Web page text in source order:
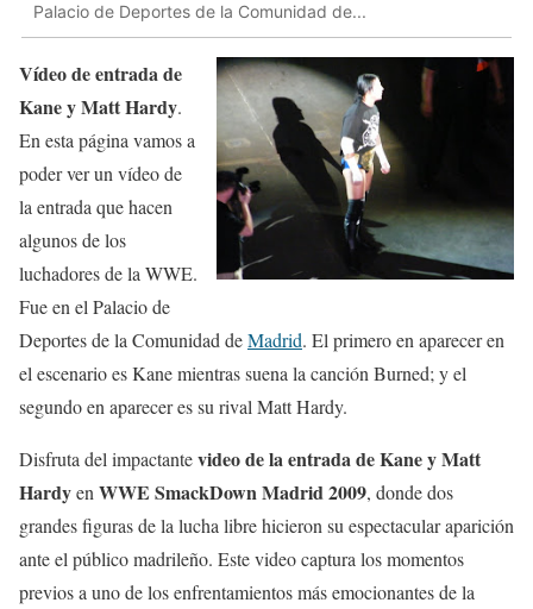
Palacio de Deportes de la Comunidad de...
Vídeo de entrada de
Kane y Matt Hardy.
En esta página vamos a
poder ver un vídeo de
la entrada que hacen
algunos de los
luchadores de la WWE.
Fue en el Palacio de
Deportes de la Comunidad deMadrid. El primero en aparecer en
el escenario es Kane mientras suena la canción Burned; y el
segundo en aparecer es su rival Matt Hardy.
Disfruta del impactantevideo de la entrada de Kane y Matt
Hardyen WWE SmackDown Madrid 2009, donde dos
grandes figuras de la lucha libre hicieron su espectacular aparición
ante el público madrileño. Este video captura los momentos
previos a uno de los enfrentamientos más emocionantes de la